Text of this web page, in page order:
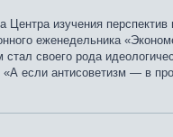
Центра изучения
еженедельника
своего рода
если антисоветизм — в